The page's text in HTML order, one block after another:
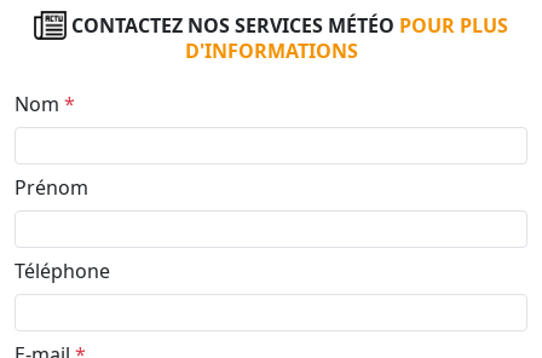
CONTACTEZ NOS SERVICES MÉTÉO POUR PLUS
D'INFORMATIONS
Nom *
Prénom
Téléphone